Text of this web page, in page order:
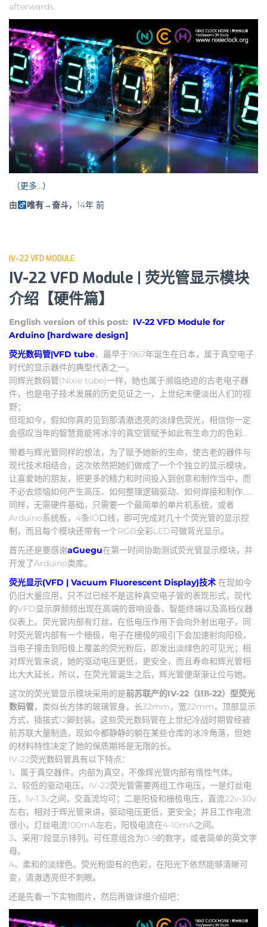
afterwards.
（更多…）
由
唯有→奋斗， 14年前
IV-22 VFD MODULE
IV-22 VFD Module | 荧光管显示模块
介绍【硬件篇】
English version of this post: IV-22 VFD Module for
Arduino [hardware design]
荧光数码管|VFD tube，最早于1967年诞生在日本，属于真空电子
时代的显示器件的典型代表之一。
同辉光数码管(Nixie tube)一样，她也属于濒临绝迹的古老电子器
件，也是电子技术发展的历史见证之一，上世纪末便淡出人们的视
野；
但现如今，假如你真的见到那清澈透亮的淡绿色荧光，相信你一定
会感叹当年的智慧竟能将冰冷的真空管赋予如此有生命力的色彩…
带着与辉光管同样的想法，为了赋予她新的生命，使古老的器件与
现代技术相结合，这次依然把她们做成了一个个独立的显示模块，
让喜爱她的朋友，把更多的精力和时间投入到创意和制作当中，而
不必去烦恼如何产生高压、如何整理逻辑驱动、如何焊接和制作……
同样，无需硬件基础，只需要一个最简单的单片机系统，或者
Arduino系统板，4条IO口线，即可完成对几十个荧光管的显示控
制，而且每个模块还带有一个RGB全彩LED可做背光显示。
首先还是要感谢aGuegu在第一时间协助测试荧光管显示模块，并
开发了Arduino类库。
荧光显示(VFD | Vacuum Fluorescent Display)技术 在现如今
仍旧大量应用，只不过已经不是这种真空电子管的表现形式，现代
的VFD显示屏频频出现在高端的音响设备、智能终端以及高档仪器
仪表上。荧光管内部有灯丝，在低电压作用下会向外射出电子，同
时荧光管内部有一个栅极，电子在栅极的吸引下会加速射向阳极，
当电子撞击到阳极上覆盖的荧光粉后，即发出淡绿色的可见光；相
对辉光管来说，她的驱动电压更低，更安全，而且寿命和辉光管相
比大大延长，所以，在荧光管诞生之后，辉光管便渐渐让位与她。
这次的荧光管显示模块采用的是前苏联产的IV-22（ИВ-22）型荧光
数码管，类似长方体的玻璃管身，长32mm，宽22mm，顶部显示
方式，插拔式12脚封装。这些荧光数码管在上世纪冷战时期曾经被
前苏联大量制造，现如今都静静的躺在某些仓库的冰冷角落，但她
的材料特性决定了她的保质期将是无限的长。
IV-22荧光数码管具有以下特点：
1、属于真空器件。内部为真空，不像辉光管内部有惰性气体。
2、较低的驱动电压。IV-22荧光管需要两组工作电压，一是灯丝电
压，1v-1.3v之间，交直流均可；二是阳极和栅极电压，直流22v-30v
左右，相对于辉光管来讲，驱动电压更低，更安全；并且工作电流
很小，灯丝电流100mA左右，阳极电流在4-10mA之间。
3、采用7段显示排列。可任意组合为0-9的数字，或者简单的英文字
母。
4、柔和的淡绿色。荧光粉固有的色彩，在阳光下依然能够清晰可
变，清澈透亮但不刺眼。
还是先看一下实物图片，然后再做详细介绍吧：